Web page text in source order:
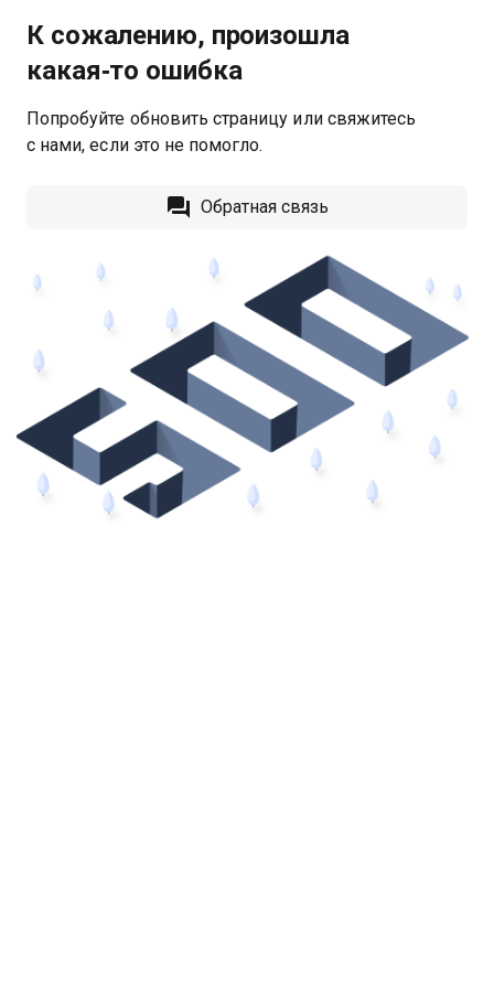
К сожалению, произошла
какая‑то ошибка
Попробуйте обновить страницу или свяжитесь
с нами, если это не помогло.
Обратная связь